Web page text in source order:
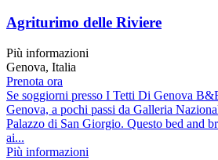
Agriturimo delle Riviere
Più informazioni
Genova, Italia
Prenota ora
Se soggiorni presso I Tetti Di Genova
Genova, a pochi passi da Galleria
Palazzo di San Giorgio. Questo bed and
ai...
Più informazioni